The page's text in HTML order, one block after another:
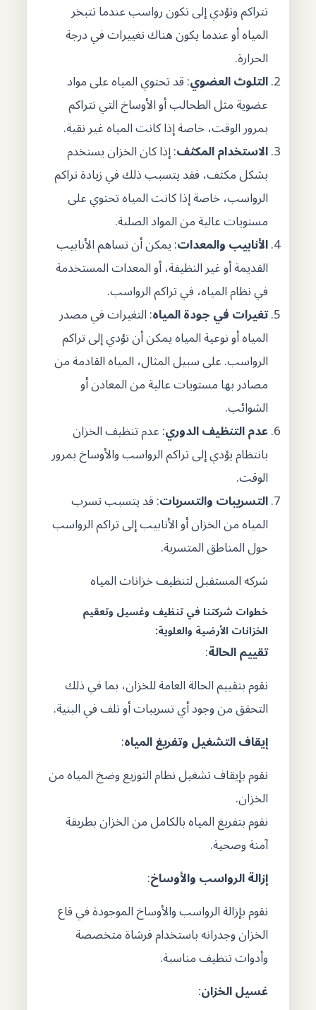
تتراكم وتؤدي إلى تكون رواسب عندما تتبخر
المياه أو عندما يكون هناك تغييرات في درجة
الحرارة.
التلوث العضوي: قد تحتوي المياه على مواد
عضوية مثل الطحالب أو الأوساخ التي تتراكم
بمرور الوقت، خاصة إذا كانت المياه غير نقية.
الاستخدام المكثف: إذا كان الخزان يستخدم
بشكل مكثف، فقد يتسبب ذلك في زيادة تراكم
الرواسب، خاصة إذا كانت المياه تحتوي على
مستويات عالية من المواد الصلبة.
الأنابيب والمعدات: يمكن أن تساهم الأنابيب
القديمة أو غير النظيفة، أو المعدات المستخدمة
في نظام المياه، في تراكم الرواسب.
تغيرات في جودة المياه: التغيرات في مصدر
المياه أو نوعية المياه يمكن أن تؤدي إلى تراكم
الرواسب. على سبيل المثال، المياه القادمة من
مصادر بها مستويات عالية من المعادن أو
الشوائب.
عدم التنظيف الدوري: عدم تنظيف الخزان
بانتظام يؤدي إلى تراكم الرواسب والأوساخ بمرور
الوقت.
التسريبات والتسربات: قد يتسبب تسرب
المياه من الخزان أو الأنابيب إلى تراكم الرواسب
حول المناطق المتسربة.
شركه المستقبل لتنظيف خزانات المياه
خطوات شركتنا في تنظيف وغسيل وتعقيم
الخزانات الأرضية والعلوية:
تقييم الحالة:
نقوم بتقييم الحالة العامة للخزان، بما في ذلك
التحقق من وجود أي تسريبات أو تلف في البنية.
إيقاف التشغيل وتفريغ المياه:
نقوم بإيقاف تشغيل نظام التوزيع وضخ المياه من
الخزان.
نقوم بتفريغ المياه بالكامل من الخزان بطريقة
آمنة وصحية.
إزالة الرواسب والأوساخ:
نقوم بإزالة الرواسب والأوساخ الموجودة في قاع
الخزان وجدرانه باستخدام فرشاة متخصصة
وأدوات تنظيف مناسبة.
غسيل الخزان: